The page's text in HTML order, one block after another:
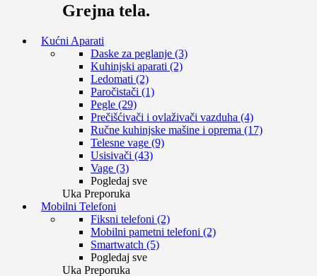
Grejna tela.
Kućni Aparati
Daske za peglanje (3)
Kuhinjski aparati (2)
Ledomati (2)
Paročistači (1)
Pegle (29)
Prečišćivači i ovlaživači vazduha (4)
Ručne kuhinjske mašine i oprema (17)
Telesne vage (9)
Usisivači (43)
Vage (3)
Pogledaj sve
Uka Preporuka
Mobilni Telefoni
Fiksni telefoni (2)
Mobilni pametni telefoni (2)
Smartwatch (5)
Pogledaj sve
Uka Preporuka